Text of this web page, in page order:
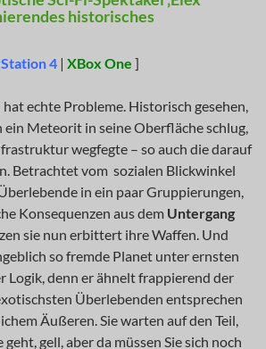
historisches
4 | XBox One ]
echte Probleme. Historisch gesehen,
Meteorit in seine Oberfläche schlug,
wegfegte – so auch die darauf
Betrachtet vom sozialen Blickwinkel
in ein paar Gruppierungen,
Konsequenzen aus dem Untergang
sie nun erbittert ihre Waffen. Und
so fremde Planet unter ernsten
Logik, denn er ähnelt frappierend der
Überlebenden entsprechen
Äußeren. Sie warten auf den Teil,
gell, aber da müssen Sie sich noch